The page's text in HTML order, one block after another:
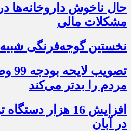
حال ناخوش داروخانه‌ها
مشکلات مالی
نخستین گوجه‌فرنگی شبیه
مردم را بدتر می‌کند
افزایش 16 هزار
در آبان